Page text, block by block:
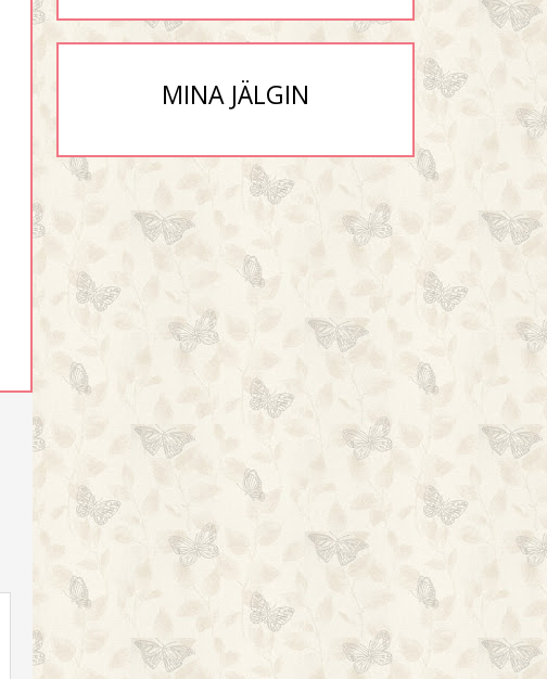
Kui Tartusse tulete, siis
soovitan ...
Seiklusi täis päev
MINA JÄLGIN